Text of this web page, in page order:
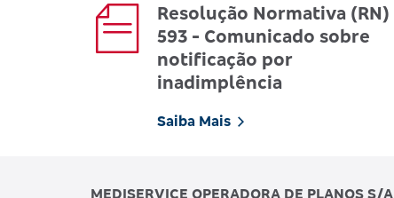
Resolução Normativa (RN)
593 - Comunicado sobre
notificação por
inadimplência
Saiba Mais
MEDISERVICE OPERADORA DE PLANOS S/A